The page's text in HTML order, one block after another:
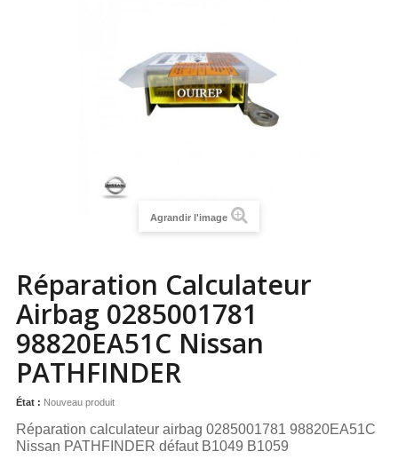
Agrandir l'image
Réparation Calculateur
Airbag 0285001781
98820EA51C Nissan
PATHFINDER
État : Nouveau produit
Réparation calculateur airbag 0285001781 98820EA51C
Nissan PATHFINDER défaut B1049 B1059